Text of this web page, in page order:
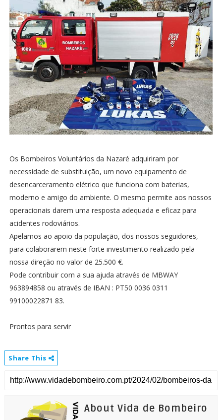
Os Bombeiros Voluntários da Nazaré adquiriram por
necessidade de substituição, um novo equipamento de
desencarceramento elétrico que funciona com baterias,
moderno e amigo do ambiente. O mesmo permite aos nossos
operacionais darem uma resposta adequada e eficaz para
acidentes rodoviários.
Apelamos ao apoio da população, dos nossos seguidores,
para colaborarem neste forte investimento realizado pela
nossa direção no valor de 25.500 €.
Pode contribuir com a sua ajuda através de MBWAY
963894858 ou através de IBAN : PT50 0036 0311
99100022871 83.
Prontos para servir
Share This
About Vida de Bombeiro